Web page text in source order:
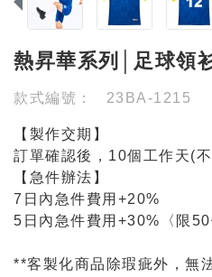
熱昇華系列│足球領
款式編號： 23BA-1215
【製作交期】
訂單確認後，10個工作天(不
【急件辦法】
7日內急件費用+20%
5日內急件費用+30%〈限50
**客製化商品除瑕疵外，無